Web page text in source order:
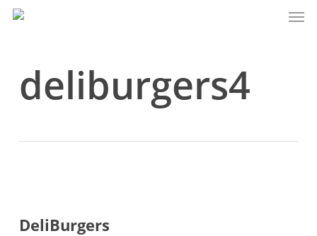
Skip
deliburgers4
DeliBurgers